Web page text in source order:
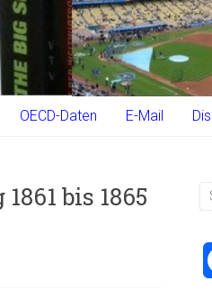
OECD-Daten E-Mail
bis 1865